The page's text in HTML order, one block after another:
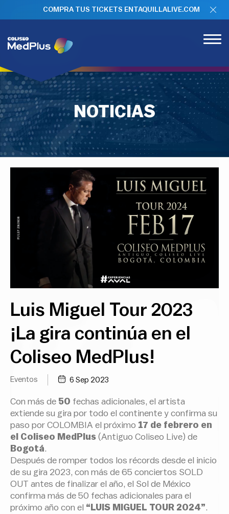
COMPRA TUS TICKETS EN TAQUILLALIVE.COM
NOTICIAS
Luis Miguel Tour 2023
¡La gira continúa en el
Coliseo MedPlus!
Eventos 6 Sep 2023
Con más de 50 fechas adicionales, el artista
extiende su gira por todo el continente y confirma su
paso por COLOMBIA el próximo 17 de febrero en
el Coliseo MedPlus (Antiguo Coliseo Live) de
Bogotá.
Después de romper todos los récords desde el inicio
de su gira 2023, con más de 65 conciertos SOLD
OUT antes de finalizar el año, el Sol de México
confirma más de 50 fechas adicionales para el
próximo año con el “LUIS MIGUEL TOUR 2024”.